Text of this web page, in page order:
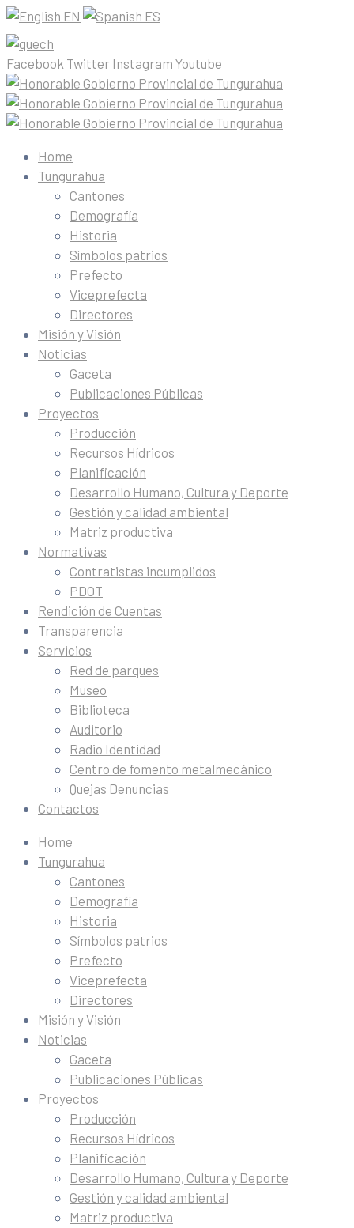
EN ES
Facebook Twitter Instagram Youtube
Home
Tungurahua
Cantones
Demografía
Historia
Símbolos patrios
Prefecto
Viceprefecta
Directores
Misión y Visión
Noticias
Gaceta
Publicaciones Públicas
Proyectos
Producción
Recursos Hídricos
Planificación
Desarrollo Humano, Cultura y Deporte
Gestión y calidad ambiental
Matriz productiva
Normativas
Contratistas incumplidos
PDOT
Rendición de Cuentas
Transparencia
Servicios
Red de parques
Museo
Biblioteca
Auditorio
Radio Identidad
Centro de fomento metalmecánico
Quejas Denuncias
Contactos
Home
Tungurahua
Cantones
Demografía
Historia
Símbolos patrios
Prefecto
Viceprefecta
Directores
Misión y Visión
Noticias
Gaceta
Publicaciones Públicas
Proyectos
Producción
Recursos Hídricos
Planificación
Desarrollo Humano, Cultura y Deporte
Gestión y calidad ambiental
Matriz productiva